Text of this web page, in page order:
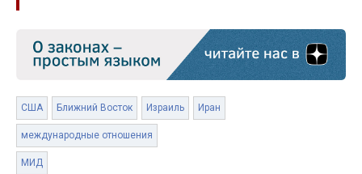
США Ближний Восток Израиль Иран
международные отношения
МИД